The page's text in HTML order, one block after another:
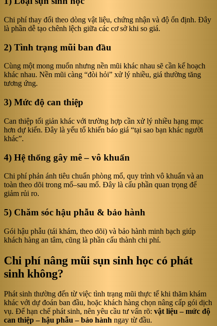
Chi phí thay đổi theo dòng vật liệu, chứng nhận và độ ổn định. Đây
là phần dễ tạo chênh lệch giữa các cơ sở khi so giá.
2) Tình trạng mũi ban đầu
Cùng một mong muốn nhưng nền mũi khác nhau sẽ cần kế hoạch
khác nhau. Nền mũi càng “đòi hỏi” xử lý nhiều, giá thường tăng
tương ứng.
3) Mức độ can thiệp
Can thiệp tối giản khác với trường hợp cần xử lý nhiều hạng mục
hơn dự kiến. Đây là yếu tố khiến báo giá “tại sao bạn khác người
khác”.
4) Hệ thống gây mê – vô khuẩn
Chi phí phản ánh tiêu chuẩn phòng mổ, quy trình vô khuẩn và an
toàn theo dõi trong mổ–sau mổ. Đây là cấu phần quan trọng để
giảm rủi ro.
5) Chăm sóc hậu phẫu & bảo hành
Gói hậu phẫu (tái khám, theo dõi) và bảo hành minh bạch giúp
khách hàng an tâm, cũng là phần cấu thành chi phí.
Chi phí nâng mũi sụn sinh học có phát
sinh không?
Phát sinh thường đến từ việc tình trạng mũi thực tế khi thăm khám
khác với dự đoán ban đầu, hoặc khách hàng chọn nâng cấp gói dịch
vụ. Để hạn chế phát sinh, nên yêu cầu tư vấn rõ: vật liệu – mức độ
can thiệp – hậu phẫu – bảo hành ngay từ đầu.